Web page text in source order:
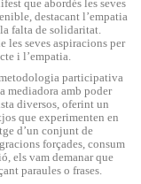
que abordés les seves
destacant l’empatia
falta de solidaritat.
les seves aspiracions per
i l’empatia.
participativa
mediadora amb poder
diversos, oferint un
que experimenten en
d’un conjunt de
forçades, consum
els vam demanar que
paraules o frases.